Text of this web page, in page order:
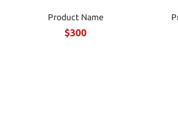
Product Name
$300